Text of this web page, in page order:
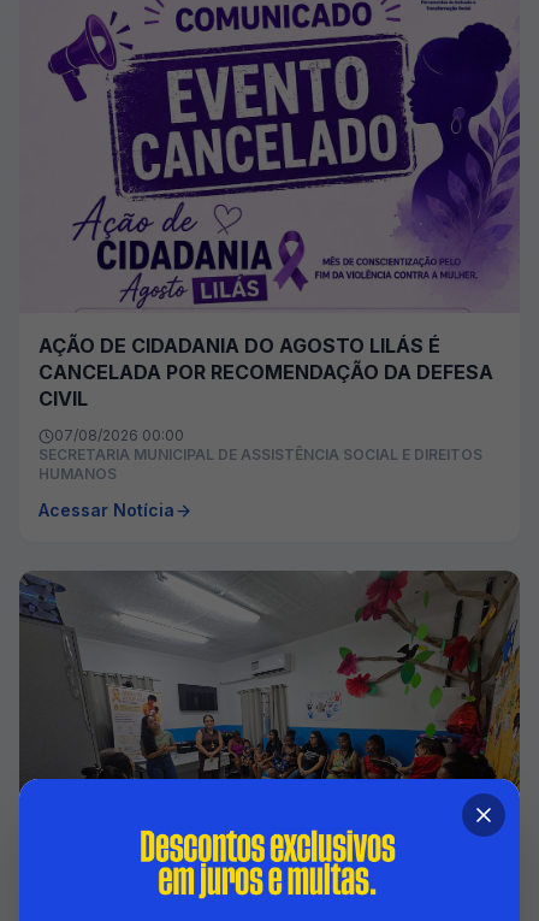
AÇÃO DE CIDADANIA DO AGOSTO LILÁS É
CANCELADA POR RECOMENDAÇÃO DA DEFESA
CIVIL
07/08/2026 00:00
SECRETARIA MUNICIPAL DE ASSISTÊNCIA SOCIAL E DIREITOS
HUMANOS
Acessar Notícia